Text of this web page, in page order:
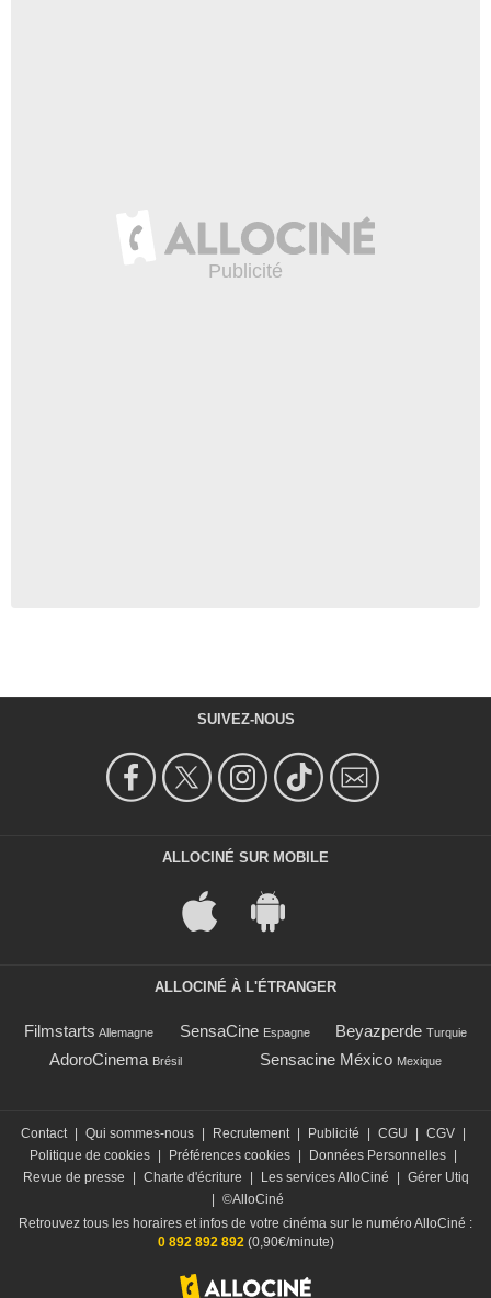
SUIVEZ-NOUS
ALLOCINÉ SUR MOBILE
ALLOCINÉ À L'ÉTRANGER
Filmstarts Allemagne SensaCine Espagne Beyazperde Turquie
AdoroCinema Brésil Sensacine México Mexique
Contact | Qui sommes-nous | Recrutement | Publicité | CGU | CGV |
Politique de cookies | Préférences cookies | Données Personnelles |
Revue de presse
| Charte d'écriture | Les services AlloCiné | Gérer Utiq
| ©AlloCiné
Retrouvez tous les horaires et infos de votre cinéma sur le numéro AlloCiné :
0 892 892 892 (0,90€/minute)